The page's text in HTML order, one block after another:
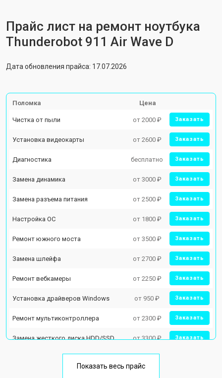
Прайс лист на ремонт ноутбука
Thunderobot 911 Air Wave D
Дата обновления прайса: 17.07.2026
Поломка Цена
Чистка от пыли от 2000 ₽ Заказать
Установка видеокарты от 2600 ₽ Заказать
Диагностика бесплатно Заказать
Замена динамика от 3000 ₽ Заказать
Замена разъема питания от 2500 ₽ Заказать
Настройка ОС от 1800 ₽ Заказать
Ремонт южного моста от 3500 ₽ Заказать
Замена шлейфа от 2700 ₽ Заказать
Ремонт вебкамеры от 2250 ₽ Заказать
Установка драйверов Windows от 950 ₽ Заказать
Ремонт мультиконтроллера от 2300 ₽ Заказать
Замена жесткого диска HDD/SSD от 3300 ₽ Заказать
Показать весь прайс